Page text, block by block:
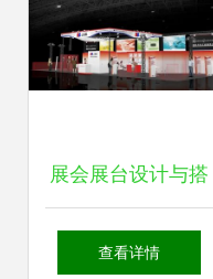
展会展台设计与搭
建服务 打造品牌舞
查看详情